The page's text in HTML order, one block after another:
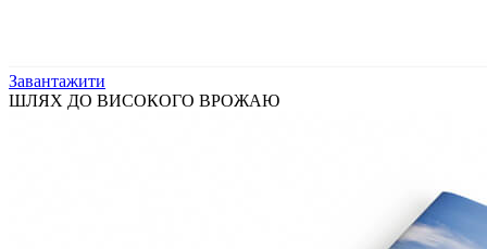
Завантажити
ШЛЯХ ДО ВИСОКОГО ВРОЖАЮ